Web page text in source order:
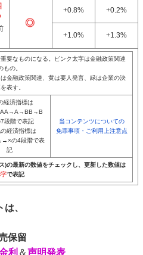
+0.8% +0.2%
+1.0% +1.3%
要なものになる。ピンク太字は金融政策関連
もの。
金融政策関連、黄は要人発言、緑は企業の決
表す。
経済指標は
段階で表記
経済指標は
の4段階で表
記
当コンテンツについての
免罪事項・ご利用上注意点
)の最新の数値をチェックし、更新した数値は
で表記
、
保留
利 ＆声明発表